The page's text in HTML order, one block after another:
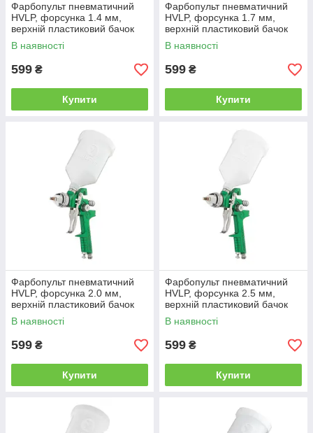
Фарбопульт пневматичний
HVLP, форсунка 1.4 мм,
верхній пластиковий бачок
600 мл, 3бар INTERTOOL PT-
0118
В наявності
599 ₴
Купити
Фарбопульт пневматичний
HVLP, форсунка 1.7 мм,
верхній пластиковий бачок
600 мл, 3бар INTERTOOL PT-
0119
В наявності
599 ₴
Купити
Фарбопульт пневматичний
HVLP, форсунка 2.0 мм,
верхній пластиковий бачок
600 мл, 3бар INTERTOOL PT-
0120
В наявності
599 ₴
Купити
Фарбопульт пневматичний
HVLP, форсунка 2.5 мм,
верхній пластиковий бачок
600 мл, 3бар INTERTOOL PT-
0125
В наявності
599 ₴
Купити